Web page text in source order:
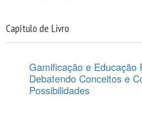
Capítulo de Livro
Gamificação e Educação
Debatendo Conceitos e
Possibilidades